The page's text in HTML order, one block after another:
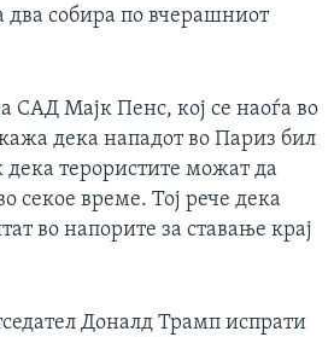
два собира по вчерашниот
САД Мајк Пенс, кој се наоѓа во
дека нападот во Париз бил
дека терористите можат да
секое време. Тој рече дека
во напорите за ставање крај
Доналд Трамп испрати